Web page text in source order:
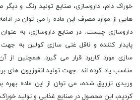
خوراک دام، داروسازی، صنایع تولید رنگ و دیگر
هایی از موارد مصرف این ماده را می توان در
داروسازی چیست. در صنایع داروسازی، به عنوان
پایدار کننده و ناقل غنی سازی کولین به
سازی مورد کاربرد قرار می گیرد. همچنین از
مناسب یاد کرده اند. جهت تولید انفوزیون های
وریدی تزریق شده، می توان از این ماده بهره
کردیم، این محصول در صنایع غذایی و تولید